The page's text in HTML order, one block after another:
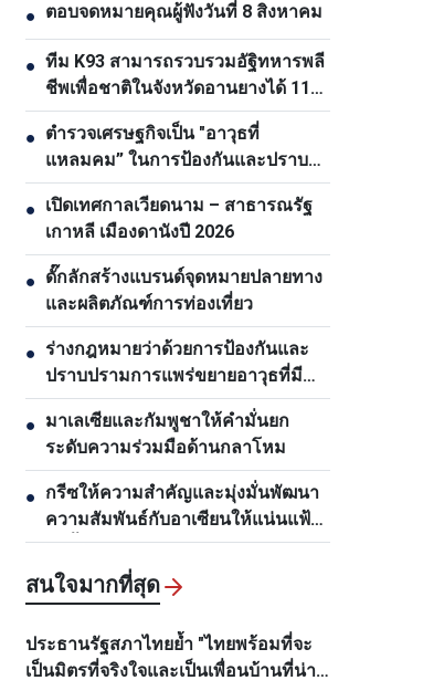
● ตอบจดหมายคุณผู้ฟังวันที่ 8 สิงหาคม
● ทีม K93 สามารถรวบรวมอัฐิทหารพลี
ชีพเพื่อชาติในจังหวัดอานยางได้ 11
ชุด
● ตำรวจเศรษฐกิจเป็น "อาวุธที่
แหลมคม” ในการป้องกันและปราบ
ปรามอาชญากรรม
● เปิดเทศกาลเวียดนาม – สาธารณรัฐ
เกาหลี เมืองดานังปี 2026
● ดั๊กลักสร้างแบรนด์จุดหมายปลายทาง
และผลิตภัณฑ์การท่องเที่ยว
● ร่างกฎหมายว่าด้วยการป้องกันและ
ปราบปรามการแพร่ขยายอาวุธที่มี
อานุภาพทำลายล้างสูงเน้นการป้องกัน
เป็นหลัก
● มาเลเซียและกัมพูชาให้คำมั่นยก
ระดับความร่วมมือด้านกลาโหม
● กรีซให้ความสำคัญและมุ่งมั่นพัฒนา
ความสัมพันธ์กับอาเซียนให้แน่นแฟ้น
ยิ่งขึ้น
สนใจมากที่สุด
ประธานรัฐสภาไทยย้ำ "ไทยพร้อมที่จะ
เป็นมิตรที่จริงใจและเป็นเพื่อนบ้านที่น่า